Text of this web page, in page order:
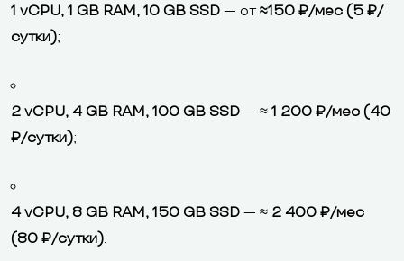
1 vCPU, 1 GB RAM, 10 GB SSD — от≈150 ₽/мес (5 ₽/
сутки);
2 vCPU, 4 GB RAM, 100 GB SSD — ≈ 1 200 ₽/мес (40
₽/сутки);
4 vCPU, 8 GB RAM, 150 GB SSD — ≈ 2 400 ₽/мес
(80 ₽/сутки).